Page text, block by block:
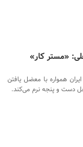
«مستر کار»
همواره با معضل یافتن
دست و پنجه نرم می‌کند.